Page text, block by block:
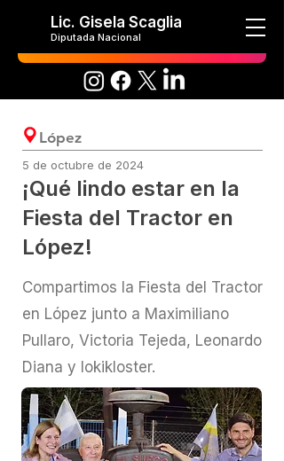
Lic. Gisela Scaglia
Diputada Nacional
López
5 de octubre de 2024
¡Qué lindo estar en la
Fiesta del Tractor en
López!
Compartimos la Fiesta del Tractor
en López junto a Maximiliano
Pullaro, Victoria Tejeda, Leonardo
Diana y lokikloster.